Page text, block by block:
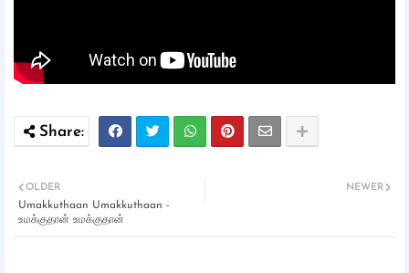
NEWER
OLDER
Umakkuthaan Umakkuthaan -
உமக்குதான் உமக்குதான்